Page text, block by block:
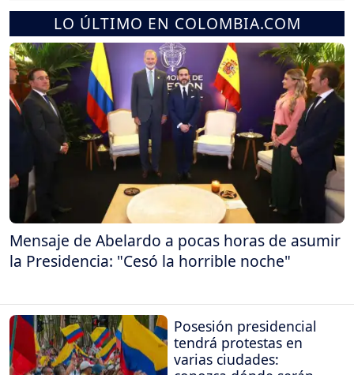
LO ÚLTIMO EN COLOMBIA.COM
Mensaje de Abelardo a pocas horas de asumir
la Presidencia: "Cesó la horrible noche"
Posesión presidencial
tendrá protestas en
varias ciudades: